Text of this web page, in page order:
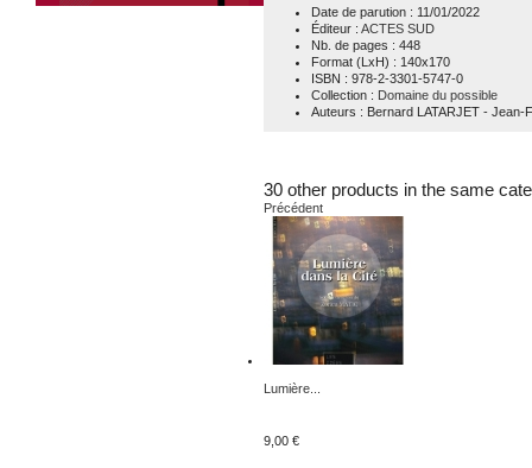
Date de parution : 11/01/2022
Éditeur : ACTES SUD
Nb. de pages : 448
Format (LxH) : 140x170
ISBN : 978-2-3301-5747-0
Collection : Domaine du possible
Auteurs : Bernard LATARJET - Jean-
30 other products in the same
Précédent
Lumière...
9,00 €